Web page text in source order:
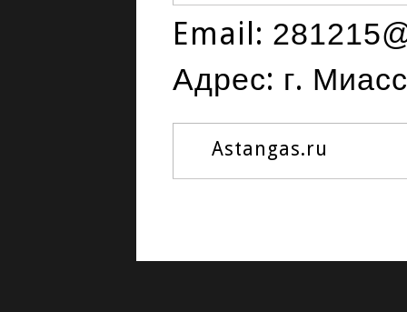
Email:
Адрес: г.
Astangas.ru